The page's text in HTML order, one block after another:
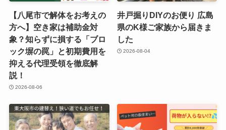
【八尾市で解体をお考えの
方へ】空き家は補助金対
象？知らずに損する「ブロ
ック塀の罠」と初期費用を
抑える代理受領を徹底解
説！
2026-08-06
井戸掘りDIYのお便り 広島
県のK様ご家族から届きま
した
2026-08-04